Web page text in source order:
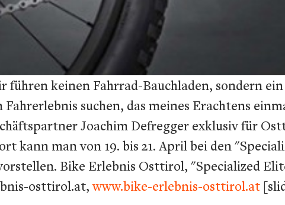
keinen Fahrrad-Bauchladen, sondern
suchen, das meines Erachtens
Joachim Defregger exklusiv für
kann man von 19. bis 21. April bei den
Bike Erlebnis Osttirol, "Specialized
osttirol.at,www.bike-erlebnis-osttirol.at